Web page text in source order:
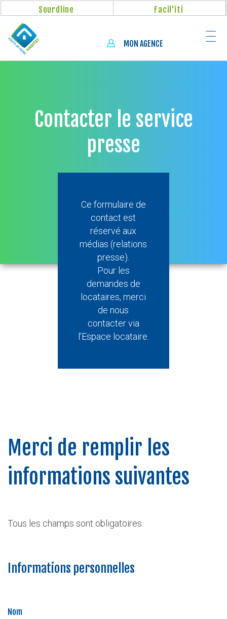
principal
Sourdline Facil'iti
MON AGENCE
Contacter le service
presse
Ce formulaire de
contact est
réservé aux
médias (relations
presse).
Pour les
demandes de
locataires, merci
de nous
contacter via
l’Espace locataire.
Merci de remplir les
informations suivantes
Tous les champs sont obligatoires.
Informations personnelles
Nom
Panneau de gestion des cookies